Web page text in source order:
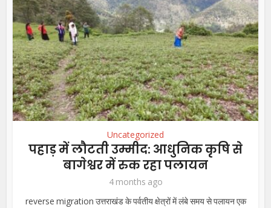
Uncategorized
पहाड़ में लौटती उम्मीद: आधुनिक कृषि से
बागेश्वर में रुक रहा पलायन
4 months ago
reverse migration उत्तराखंड के पर्वतीय क्षेत्रों में लंबे समय से पलायन एक